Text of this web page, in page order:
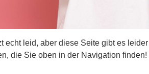
echt leid, aber diese Seite gibt es
die Sie oben in der Navigation finden!